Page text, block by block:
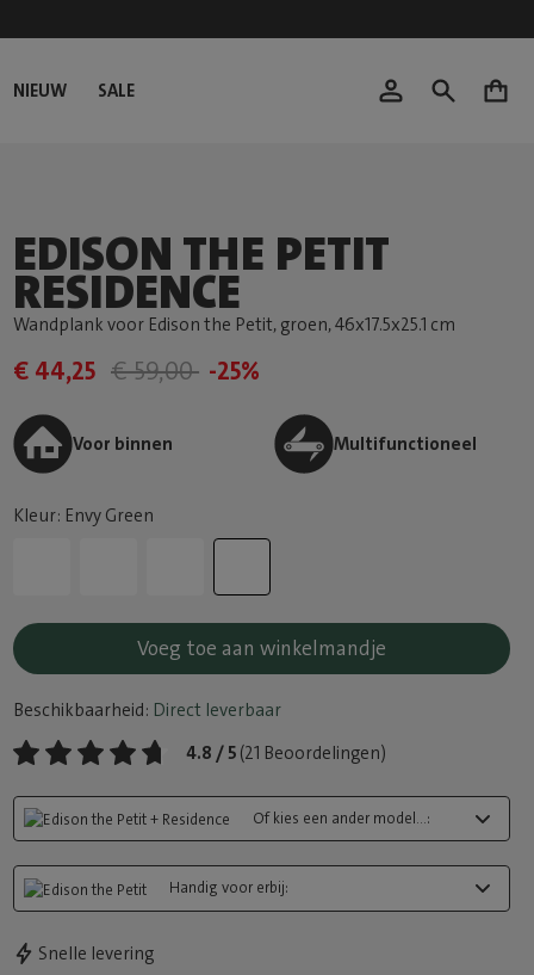
NIEUW SALE 0
EDISON THE PETIT
RESIDENCE
Wandplank voor Edison the Petit, groen, 46x17.5x25.1 cm
€ 44,25 € 59,00 -25%
Voor binnen Multifunctioneel
Kleur: Envy Green
Voeg toe aan winkelmandje
Beschikbaarheid: Direct leverbaar
4.8 / 5 (21 Beoordelingen)
Of kies een ander model...:
Handig voor erbij:
Snelle levering